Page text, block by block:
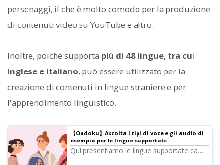
personaggi, il che è molto comodo per la produzione
di contenuti video su YouTube e altro.
Inoltre, poiché supporta più di 48 lingue, tra cui
inglese e italiano, può essere utilizzato per la
creazione di contenuti in lingue straniere e per
l'apprendimento linguistico.
【Ondoku】Ascolta i tipi di voce e gli audio di
esempio per le lingue supportate
Qui presentiamo le lingue supportate da